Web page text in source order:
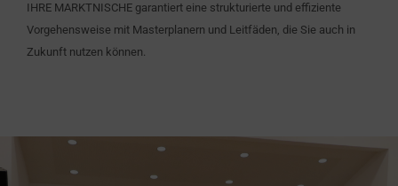
IHRE MARKTNISCHE garantiert eine strukturierte und effiziente
Vorgehensweise mit Masterplanern und Leitfäden, die Sie auch in
Zukunft nutzen können.